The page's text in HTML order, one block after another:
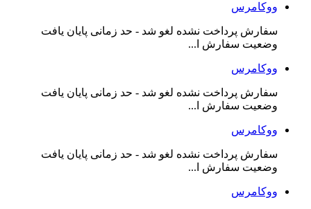
ووکامرس
سفارش پرداخت نشده لغو شد - حد زمانی پایان یافت
وضعیت سفارش ا...
ووکامرس
سفارش پرداخت نشده لغو شد - حد زمانی پایان یافت
وضعیت سفارش ا...
ووکامرس
سفارش پرداخت نشده لغو شد - حد زمانی پایان یافت
وضعیت سفارش ا...
ووکامرس